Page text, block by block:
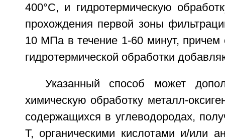
400°С, и гидротермическую
прохождения первой зоны
10 МПа в течение 1-60 минут,
гидротермической обработки
Указанный способ может
химическую обработку металл-
содержащихся в углеводородах,
Т, органическими кислотами и/или